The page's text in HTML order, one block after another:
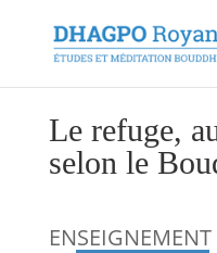
Le refuge,
selon le